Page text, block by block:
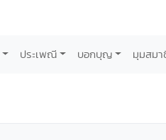
ประเพณี บอกบุญ มุมสมา